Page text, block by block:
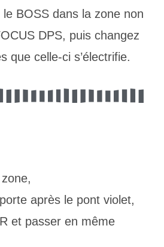
le BOSS dans la zone non
DPS, puis changez
que celle-ci s’électrifie.
après le pont violet,
et passer en même